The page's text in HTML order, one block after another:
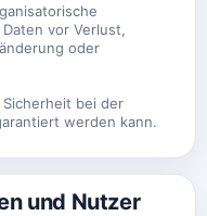
vor Verlust,
oder
bei der
werden kann.
und Nutzer